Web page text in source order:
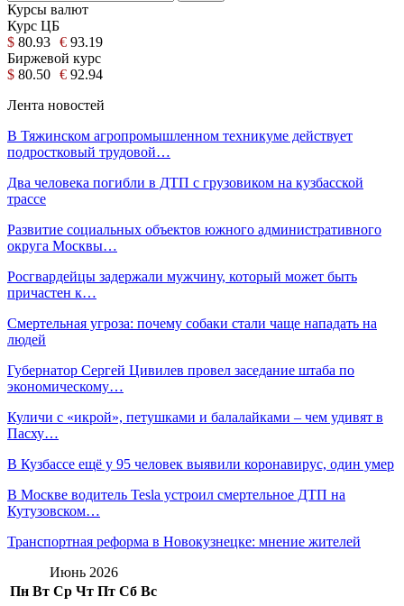
Курсы валют
Курс ЦБ
$ 80.93 € 93.19
Биржевой курс
$ 80.50 € 92.94
Лента новостей
В Тяжинском агропромышленном техникуме действует
подростковый трудовой…
Два человека погибли в ДТП с грузовиком на кузбасской
трассе
Развитие социальных объектов южного административного
округа Москвы…
Росгвардейцы задержали мужчину, который может быть
причастен к…
Смертельная угроза: почему собаки стали чаще нападать на
людей
Губернатор Сергей Цивилев провел заседание штаба по
экономическому…
Куличи с «икрой», петушками и балалайками – чем удивят в
Пасху…
В Кузбассе ещё у 95 человек выявили коронавирус, один умер
В Москве водитель Tesla устроил смертельное ДТП на
Кутузовском…
Транспортная реформа в Новокузнецке: мнение жителей
Июнь 2026
Пн Вт Ср Чт Пт Сб Вс